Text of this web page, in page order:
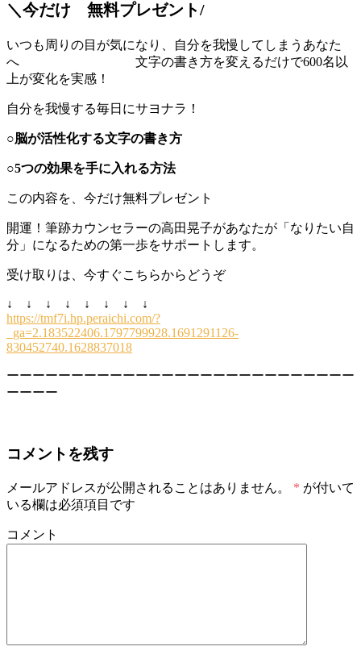
＼今だけ 無料プレゼント/
いつも周りの目が気になり、自分を我慢してしまうあなた
へ 文字の書き方を変えるだけで600名以
上が変化を実感！
自分を我慢する毎日にサヨナラ！
○脳が活性化する文字の書き方
○5つの効果を手に入れる方法
この内容を、今だけ無料プレゼント
開運！筆跡カウンセラーの高田晃子があなたが「なりたい自
分」になるための第一歩をサポートします。
受け取りは、今すぐこちらからどうぞ
↓ ↓ ↓ ↓ ↓ ↓ ↓ ↓
https://tmf7i.hp.peraichi.com/?
_ga=2.183522406.1797799928.1691291126-
830452740.1628837018
ーーーーーーーーーーーーーーーーーーーーーーーーーーー
ーーーー
コメントを残す
メールアドレスが公開されることはありません。 * が付いて
いる欄は必須項目です
コメント